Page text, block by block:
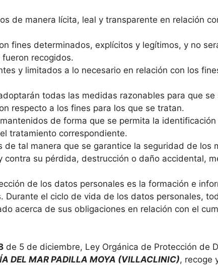
de manera lícita, leal y transparente en relación
fines determinados, explícitos y legítimos, y no
recogidos.
y limitados a lo necesario en relación con los
todas las medidas razonables para que se
respecto a los fines para los que se tratan.
de forma que se permita la identificación
tratamiento correspondiente.
tal manera que se garantice la seguridad de los
su pérdida, destrucción o daño accidental,
de los datos personales es la formación e
el ciclo de vida de los datos personales,
acerca de sus obligaciones en relación con el
de 5 de diciembre, Ley Orgánica de Protección de
DEL MAR PADILLA MOYA (VILLACLINIC), recoge